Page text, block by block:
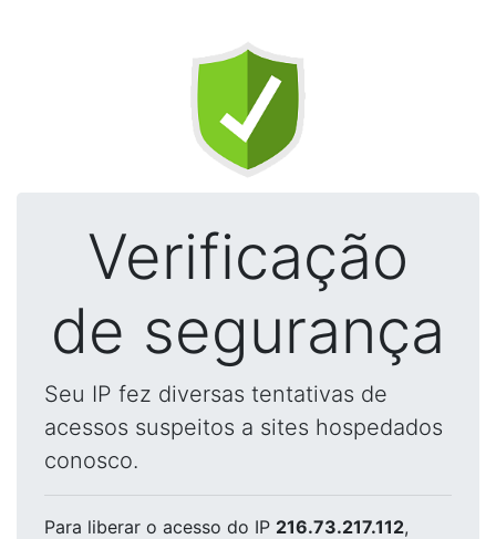
Verificação
de segurança
Seu IP fez diversas tentativas de
acessos suspeitos a sites hospedados
conosco.
Para liberar o acesso do IP 216.73.217.112,